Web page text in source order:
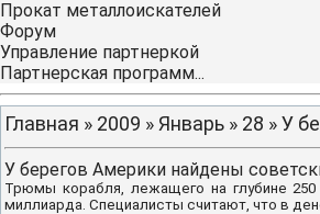
Прокат металлоискателей
Форум
Управление партнеркой
Партнерская программ...
Главная » 2009 » Январь » 28 » У
У берегов Америки найдены
Трюмы корабля, лежащего на глубине
миллиарда. Специалисты считают, что в